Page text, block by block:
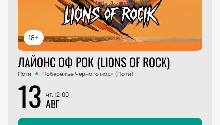
18+
ЛАЙОНС ОФ РОК (LIONS OF ROCK)
Поти Побережье Чёрного моря (Поти)
13 чт, 12:00
АВГ